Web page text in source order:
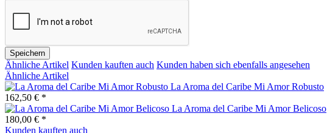
Speichern
Ähnliche Artikel Kunden kauften auch Kunden haben sich ebenfalls angesehen
Ähnliche Artikel
La Aroma del Caribe Mi Amor Robusto
162,50 € *
La Aroma del Caribe Mi Amor Belicoso
180,00 € *
Kunden kauften auch